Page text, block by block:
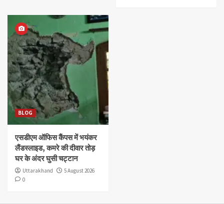
BLOG
एसडीएम ऑफिस कैंपस में भयंकर
लैंडस्लाइड, कमरे की दीवार तोड़
घर के अंदर घुसी चट्टान
Uttarakhand
5 August 2026
0